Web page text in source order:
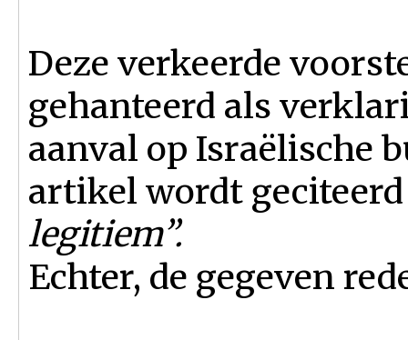
Deze verkeerde
gehanteerd als
aanval op Israëlische
artikel wordt geciteerd
legitiem”.
Echter, de gegeven